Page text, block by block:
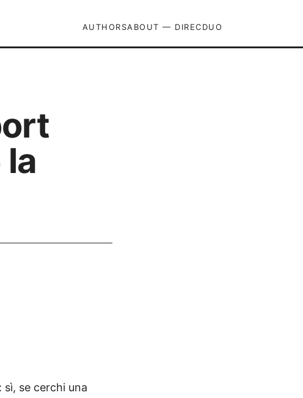
AUTHORSABOUT — DIRECDUO
se cerchi una